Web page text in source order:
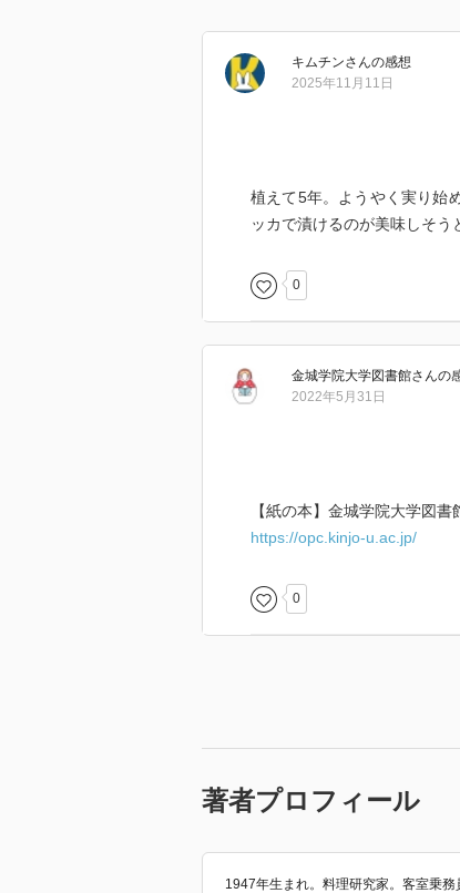
キムチンさんの感想
2025年11月11日
植えて5年。ようやく実り始
ッカで漬けるのが美味しそう
0
金城学院大学図書館さんの
2022年5月31日
【紙の本】金城学院大学図書
https://opc.kinjo-u.ac.jp/
0
著者プロフィール
1947年生まれ。料理研究家。客室乗